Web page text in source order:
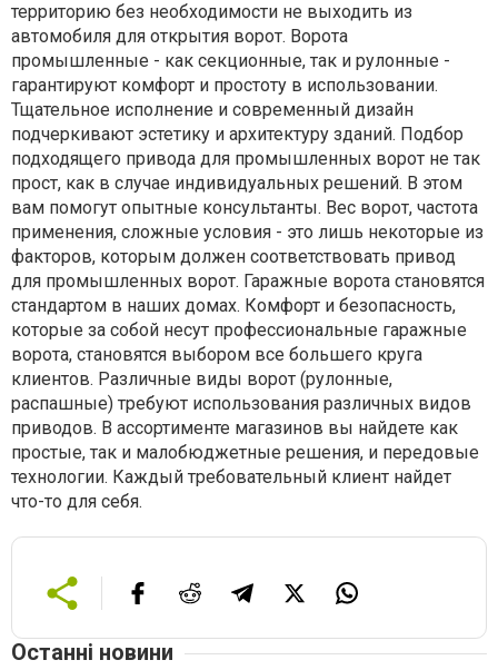
территорию без необходимости не выходить из
автомобиля для открытия ворот. Ворота
промышленные - как секционные, так и рулонные -
гарантируют комфорт и простоту в использовании.
Тщательное исполнение и современный дизайн
подчеркивают эстетику и архитектуру зданий. Подбор
подходящего привода для промышленных ворот не так
прост, как в случае индивидуальных решений. В этом
вам помогут опытные консультанты. Вес ворот, частота
применения, сложные условия - это лишь некоторые из
факторов, которым должен соответствовать привод
для промышленных ворот. Гаражные ворота становятся
стандартом в наших домах. Комфорт и безопасность,
которые за собой несут профессиональные гаражные
ворота, становятся выбором все большего круга
клиентов. Различные виды ворот (рулонные,
распашные) требуют использования различных видов
приводов. В ассортименте магазинов вы найдете как
простые, так и малобюджетные решения, и передовые
технологии. Каждый требовательный клиент найдет
что-то для себя.
Останні новини